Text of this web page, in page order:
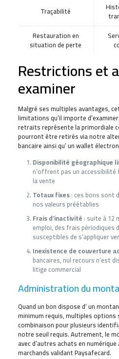
Traçabilité
Restauration en
situation de perte
Restrictions et
examiner
Malgré ses multiples avantages,
limitations qu’il importe
retraits représente la primordiale
pourront être retirés via notre
bancaire ainsi qu’ un wallet
Disponibilité géographique
n’offrent pas un
la vente
Totaux fixes: ces bons sont
nos valeurs préétablies
Frais d’inactivité : suite à 12
emploi, des frais
susceptibles de s’appliquer
Inexistence de couverture
bancaires, nul recours n’est
litige commercial
Administration du
Quand un bon dispose d’ un
minimum requis, multiples
combinaison pour plusieurs
notre seuil requis. Autrement, le
avec d’autres achats en
marchands validant Paysafecard.